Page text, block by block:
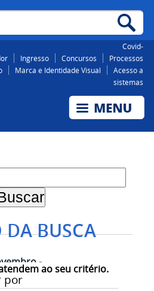
Covid-
Ingresso Concursos
Processos
Marca e Identidade Visual
Acesso a
sistemas
DA BUSCA
ao seu critério.
por
-